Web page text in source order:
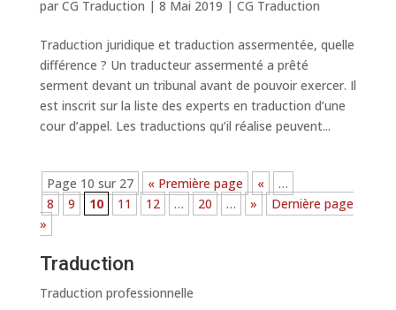
par CG Traduction | 8 Mai 2019 | CG Traduction
Traduction juridique et traduction assermentée, quelle
différence ? Un traducteur assermenté a prêté
serment devant un tribunal avant de pouvoir exercer. Il
est inscrit sur la liste des experts en traduction d’une
cour d’appel. Les traductions qu’il réalise peuvent...
Page 10 sur 27 « Première page «
…
8
9 10 11 12 … 20 … »
Dernière page
»
Traduction
Traduction professionnelle